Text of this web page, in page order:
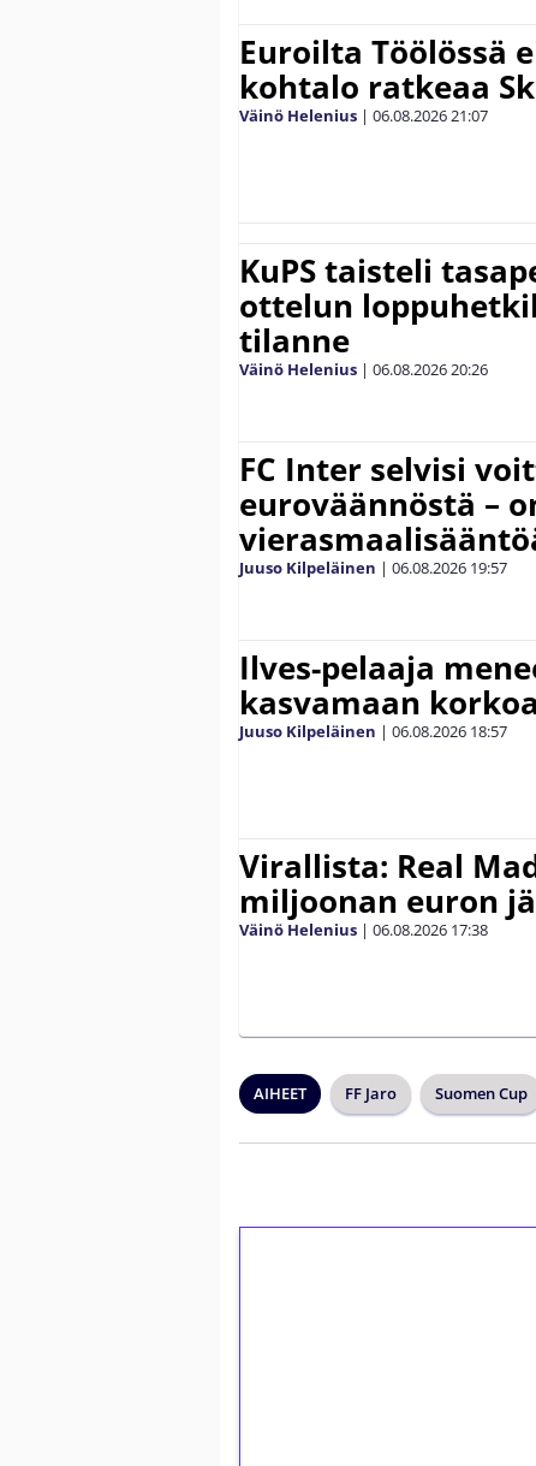
Euroilta Töölössä
kohtalo ratkeaa
Väinö Helenius | 06.08.202621:07
KuPS taisteli
ottelun
tilanne
Väinö Helenius | 06.08.202620:26
FC Inter selvisi
euroväännöstä –
Juuso Kilpeläinen | 06.08.2026 19:57
Ilves-pelaaja
kasvamaan korkoa
Juuso Kilpeläinen | 06.08.2026 18:57
Virallista: Real
miljoonan euron
Väinö Helenius | 06.08.2026 17:38
AIHEET FF Jaro Suomen Cup